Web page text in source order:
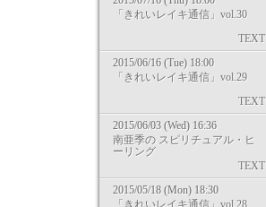
「きれいレイキ通信」vol.30
TEXT
2015/06/16 (Tue) 18:00
「きれいレイキ通信」vol.29
TEXT
2015/06/03 (Wed) 16:36
南亜季の スピリチュアル・ヒ
ーリング
TEXT
2015/05/18 (Mon) 18:30
「きれいレイキ通信」vol.28